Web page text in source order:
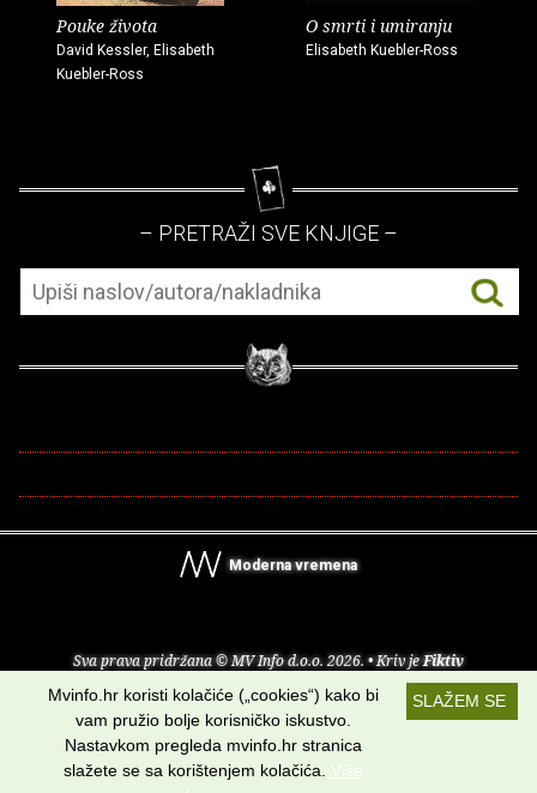
Pouke života
David Kessler, Elisabeth
Kuebler-Ross
O smrti i umiranju
Elisabeth Kuebler-Ross
– PRETRAŽI SVE KNJIGE –
Moderna vremena
Sva prava pridržana © MV Info d.o.o. 2026. • Kriv jeFiktiv
Uvjeti korištenja RSS kanali
Potraži nas na:
SLAŽEM SE
Mvinfo.hr koristi kolačiće („cookies“) kako bi
vam pružio bolje korisničko iskustvo.
Nastavkom pregleda mvinfo.hr stranica
slažete se sa korištenjem kolačića. Više